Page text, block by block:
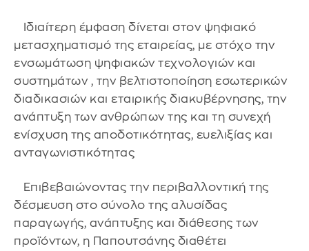
Ιδιαίτερη έμφαση δίνεται στον ψηφιακό
μετασχηματισμό της εταιρείας, με στόχο την
ενσωμάτωση ψηφιακών τεχνολογιών και
συστημάτων , την βελτιστοποίηση εσωτερικών
διαδικασιών και εταιρικής διακυβέρνησης, την
ανάπτυξη των ανθρώπων της και τη συνεχή
ενίσχυση της αποδοτικότητας, ευελιξίας και
ανταγωνιστικότητας
Επιβεβαιώνοντας την περιβαλλοντική της
δέσμευση στο σύνολο της αλυσίδας
παραγωγής, ανάπτυξης και διάθεσης των
προϊόντων, η Παπουτσάνης διαθέτει